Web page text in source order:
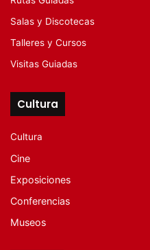
Salas y Discotecas
Talleres y Cursos
Visitas Guiadas
Cultura
Cultura
Cine
Exposiciones
Conferencias
Museos